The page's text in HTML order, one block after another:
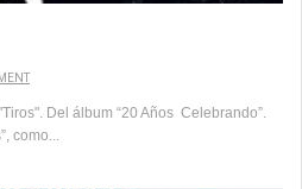
Del álbum “20 Años Celebrando”.
como...